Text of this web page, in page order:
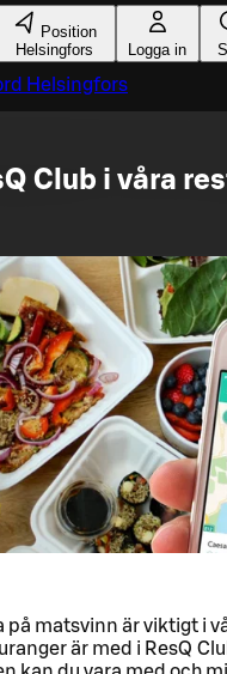
Position
Helsingfors
Logga in
Helsingfors
Club i våra
på matsvinn är viktigt i
är med i ResQ